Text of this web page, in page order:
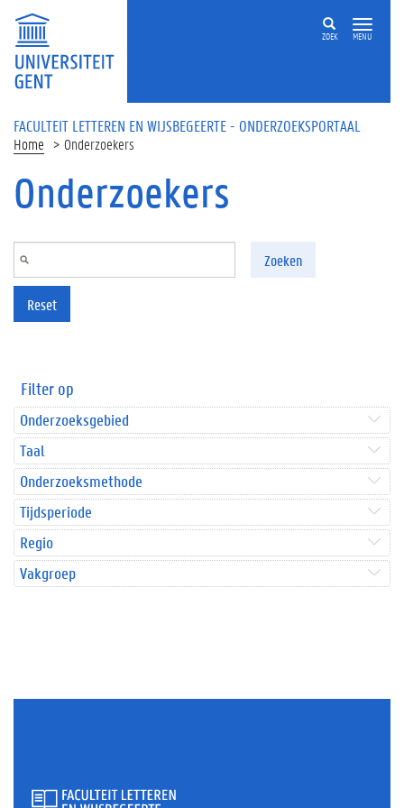
Overslaan en naar de inhoud gaan
ZOEK MENU
FACULTEIT LETTEREN EN WIJSBEGEERTE - ONDERZOEKSPORTAAL
Home Onderzoekers
Onderzoekers
Zoeken
Reset
Filter op
Onderzoeksgebied
Taal
Onderzoeksmethode
Tijdsperiode
Regio
Vakgroep